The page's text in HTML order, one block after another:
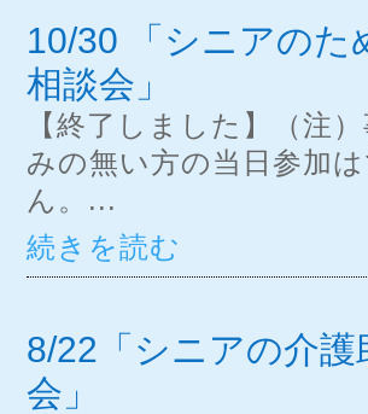
10/30 「シニアのた
相談会」
【終了しました】（注
みの無い方の当日参加
ん。...
続きを読む
8/22「シニアの介護
会」